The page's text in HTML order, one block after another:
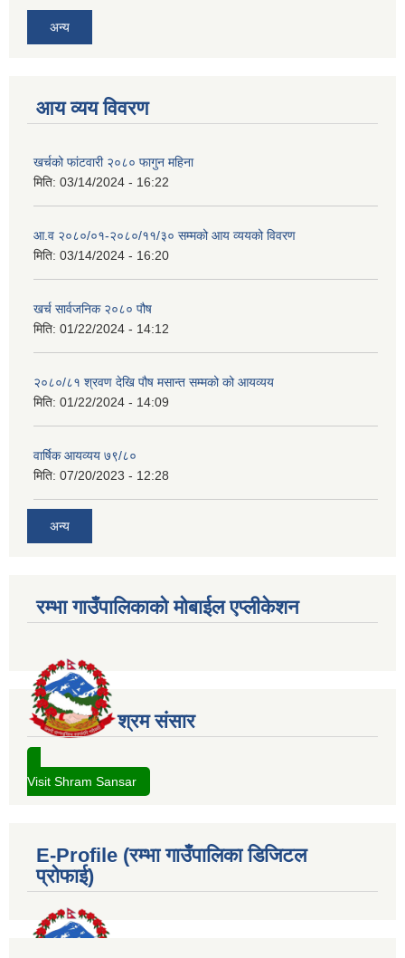
अन्य
आय व्यय विवरण
खर्चको फांटवारी २०८० फागुन महिना
मिति: 03/14/2024 - 16:22
आ.व २०८०/०१-२०८०/११/३० सम्मको आय व्ययको विवरण
मिति: 03/14/2024 - 16:20
खर्च सार्वजनिक २०८० पौष
मिति: 01/22/2024 - 14:12
२०८०/८१ श्रवण देखि पौष मसान्त सम्मको को आयव्यय
मिति: 01/22/2024 - 14:09
वार्षिक आयव्यय ७९/८०
मिति: 07/20/2023 - 12:28
अन्य
रम्भा गाउँपालिकाको मोबाईल एप्लीकेशन
श्रम संसार
Visit Shram Sansar
E-Profile (रम्भा गाउँपालिका डिजिटल
प्रोफाई)